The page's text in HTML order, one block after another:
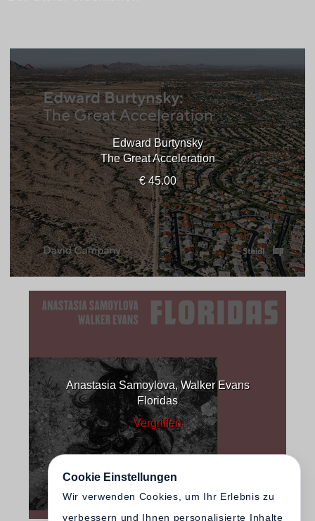
Edward Burtynsky
The Great Acceleration
€ 45.00
Anastasia Samoylova, Walker Evans
Floridas
Vergriffen
Cookie Einstellungen
Wir verwenden Cookies, um Ihr Erlebnis zu
verbessern und Ihnen personalisierte Inhalte